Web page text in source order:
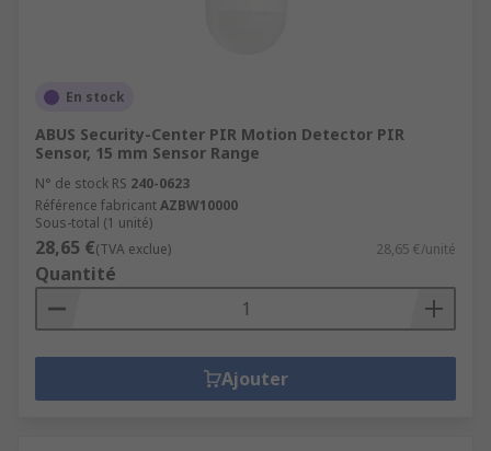
En stock
ABUS Security-Center PIR Motion Detector PIR
Sensor, 15 mm Sensor Range
N° de stock RS 240-0623
Référence fabricantAZBW10000
Sous-total (1 unité)
28,65 €(TVA exclue) 28,65 €/unité
Quantité
Ajouter